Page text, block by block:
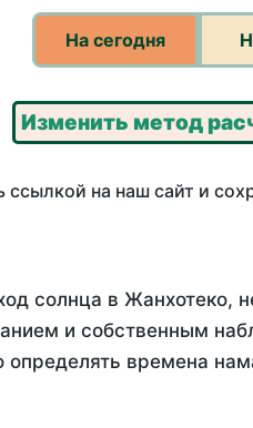
На сегодня
Изменить метод
ссылкой на наш сайт и
солнца в Жанхотеко,
и собственным
времена